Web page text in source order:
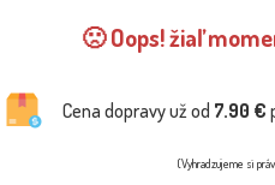
🙁 Oops! žiaľ
Cena dopravy už od 7.90 €
(Vyhradzujeme si